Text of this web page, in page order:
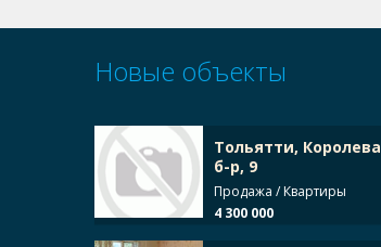
Новые объекты
Тольятти, Королева
б-р, 9
Продажа / Квартиры
4 300 000